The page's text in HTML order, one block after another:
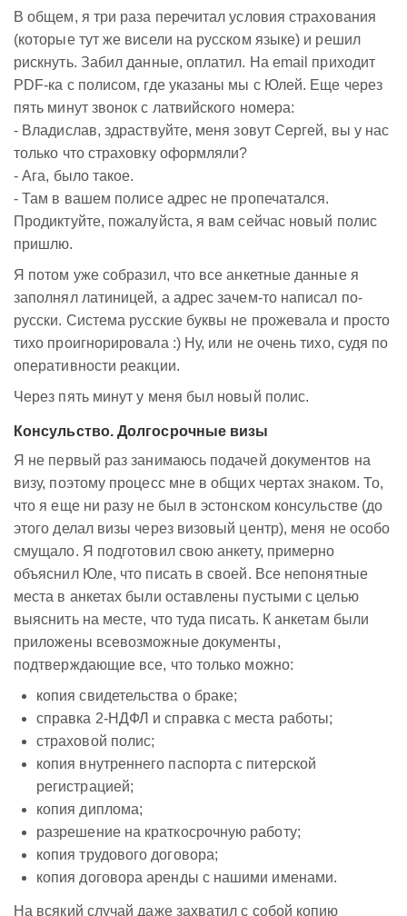
В общем, я три раза перечитал условия страхования
(которые тут же висели на русском языке) и решил
рискнуть. Забил данные, оплатил. На email приходит
PDF-ка с полисом, где указаны мы с Юлей. Еще через
пять минут звонок с латвийского номера:
- Владислав, здраствуйте, меня зовут Сергей, вы у нас
только что страховку оформляли?
- Ага, было такое.
- Там в вашем полисе адрес не пропечатался.
Продиктуйте, пожалуйста, я вам сейчас новый полис
пришлю.
Я потом уже собразил, что все анкетные данные я
заполнял латиницей, а адрес зачем-то написал по-
русски. Система русские буквы не прожевала и просто
тихо проигнорировала :) Ну, или не очень тихо, судя по
оперативности реакции.
Через пять минут у меня был новый полис.
Консульство. Долгосрочные визы
Я не первый раз занимаюсь подачей документов на
визу, поэтому процесс мне в общих чертах знаком. То,
что я еще ни разу не был в эстонском консульстве (до
этого делал визы через визовый центр), меня не особо
смущало. Я подготовил свою анкету, примерно
объяснил Юле, что писать в своей. Все непонятные
места в анкетах были оставлены пустыми с целью
выяснить на месте, что туда писать. К анкетам были
приложены всевозможные документы,
подтверждающие все, что только можно:
копия свидетельства о браке;
справка 2-НДФЛ и справка с места работы;
страховой полис;
копия внутреннего паспорта с питерской
регистрацией;
копия диплома;
разрешение на краткосрочную работу;
копия трудового договора;
копия договора аренды с нашими именами.
На всякий случай даже захватил с собой копию